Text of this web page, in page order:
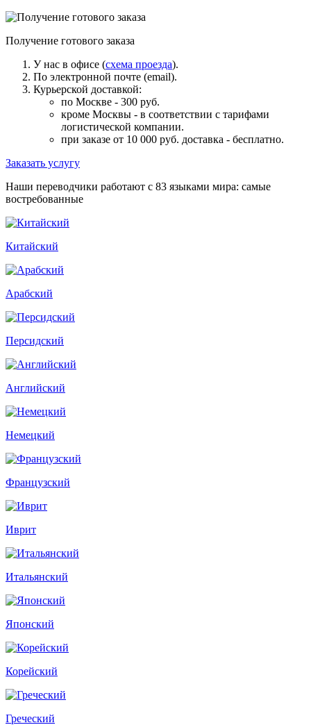
Получение готового заказа
У нас в офисе (схема проезда).
По электронной почте (email).
Курьерской доставкой:
по Москве - 300 руб.
кроме Москвы - в соответствии с тарифами
логистической компании.
при заказе от 10 000 руб. доставка - бесплатно.
Заказать услугу
Наши переводчики работают с 83 языками мира: самые
востребованные
Китайский
Арабский
Персидский
Английский
Немецкий
Французский
Иврит
Итальянский
Японский
Корейский
Греческий